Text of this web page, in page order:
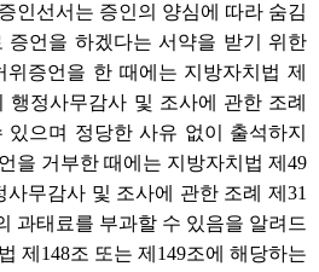
인선서는 증인의 양심에 따라 숨김
증언을 하겠다는 서약을 받기 위한
증언을 한 때에는 지방자치법 제
행정사무감사 및 조사에 관한 조례
으며 정당한 사유 없이 출석하지
을 거부한 때에는 지방자치법 제49
무감사 및 조사에 관한 조례 제31
과태료를 부과할 수 있음을 알려드
제148조 또는 제149조에 해당하는